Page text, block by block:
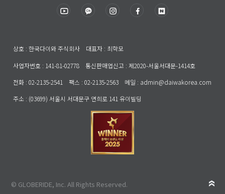
© GLOBERIDE, Inc. All Rights Reserved.
상호 : 한국다이와 주식회사 대표자 : 최학모
사업자번호 : 141-81-02778 통신판매업신고 : 제2020-서울서대문-1414호
전화 : 02-2135-2541 팩스 : 02-2135-2563 메일 : admin@daiwakorea.com
주소 : (03699) 서울시 서대문구 연희로 141 유이빌딩